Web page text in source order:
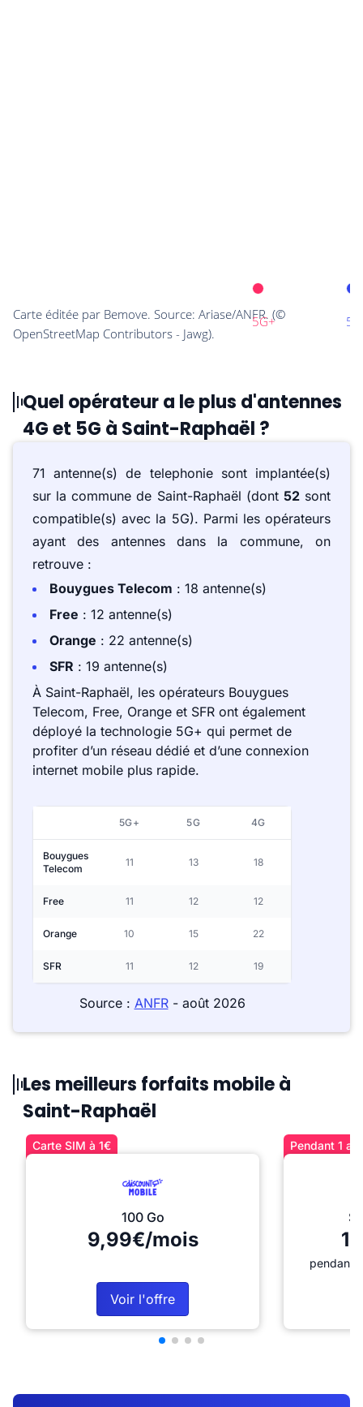
Quel opérateur a le plus d'antennes
4G et 5G à Saint-Raphaël ?
71 antenne(s) de telephonie sont implantée(s)
sur la commune de Saint-Raphaël (dont 52sont
compatible(s) avec la 5G). Parmi les opérateurs
ayant des antennes dans la commune, on
retrouve :
Bouygues Telecom : 18 antenne(s)
Free : 12 antenne(s)
Orange : 22 antenne(s)
SFR : 19 antenne(s)
À Saint-Raphaël, les opérateurs Bouygues
Telecom, Free, Orange et SFR ont également
déployé la technologie 5G+ qui permet de
profiter d’un réseau dédié et d’une connexion
internet mobile plus rapide.
5G+ 5G 4G
Bouygues
Telecom
11 13 18
Free 11 12 12
Orange 10 15 22
SFR 11 12 19
Source : ANFR- août 2026
Les meilleurs forfaits mobile à
Saint-Raphaël
Carte SIM à 1€
100 Go
9,99€/mois
Voir l'offre
Pendant 1
pendant